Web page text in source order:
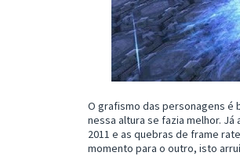
O grafismo das personagens é
nessa altura se fazia melhor.
2011 e as quebras de frame
momento para o outro, isto